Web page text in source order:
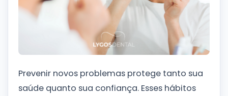
Prevenir novos problemas protege tanto sua
saúde quanto sua confiança. Esses hábitos